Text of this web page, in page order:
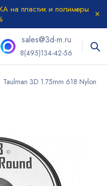
на пластик и полимеры
sales@3d-m.ru
8(495)134-42-56
Taulman 3D 1.75mm 618 Nylon